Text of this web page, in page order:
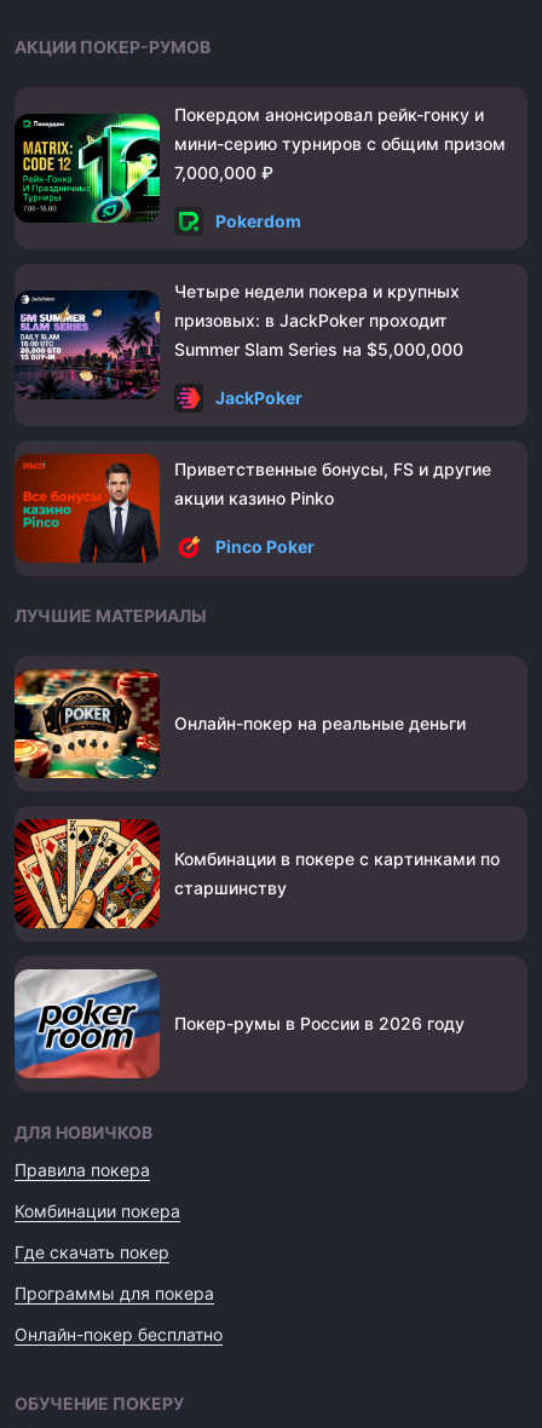
АКЦИИ ПОКЕР-РУМОВ
Покердом анонсировал рейк-гонку и
мини-серию турниров с общим призом
7,000,000 ₽
Pokerdom
Четыре недели покера и крупных
призовых: в JackPoker проходит
Summer Slam Series на $5,000,000
JackPoker
Приветственные бонусы, FS и другие
акции казино Pinko
Pinco Poker
ЛУЧШИЕ МАТЕРИАЛЫ
Онлайн-покер на реальные деньги
Комбинации в покере с картинками по
старшинству
Покер-румы в России в 2026 году
ДЛЯ НОВИЧКОВ
Правила покера
Комбинации покера
Где скачать покер
Программы для покера
Онлайн-покер бесплатно
ОБУЧЕНИЕ ПОКЕРУ